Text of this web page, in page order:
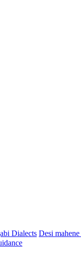
Dialects Desi mahene